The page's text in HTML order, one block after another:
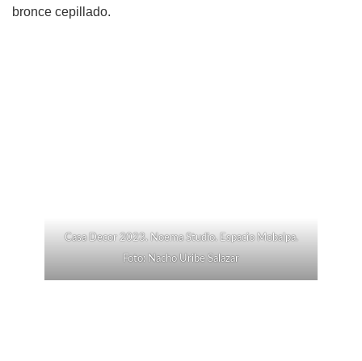
bronce cepillado.
Casa Decor 2023. Noema Studio. Espacio Mobalpa.
Foto: Nacho Uribe Salazar